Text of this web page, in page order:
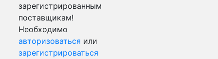
зарегистрированным
поставщикам!
Необходимо
авторизоваться или
зарегистрироваться